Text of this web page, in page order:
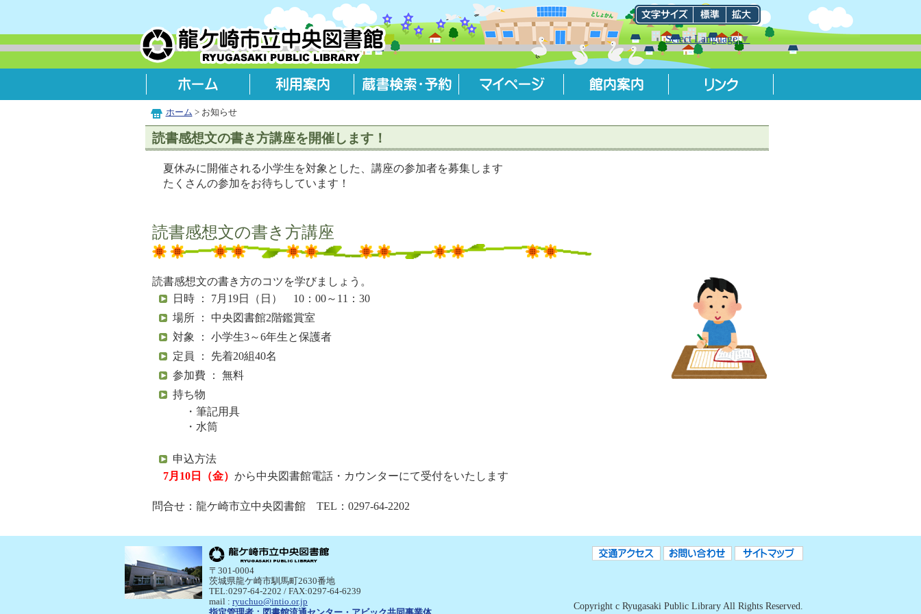
Select Language▼
ホーム > お知らせ
読書感想文の書き方講座を開催します！
夏休みに開催される小学生を対象とした、講座の参加者を募集します
たくさんの参加をお待ちしています！
読書感想文の書き方講座
読書感想文の書き方のコツを学びましょう。
日時 ： 7月19日（日） 10：00～11：30
場所 ： 中央図書館2階鑑賞室
対象 ： 小学生3～6年生と保護者
定員 ： 先着20組40名
参加費 ： 無料
持ち物
・筆記用具
・水筒
申込方法
7月10日（金） から中央図書館電話・カウンターにて受付をいたします
問合せ：龍ケ崎市立中央図書館 TEL：0297-64-2202
〒301-0004
茨城県龍ケ崎市馴馬町2630番地
TEL:0297-64-2202 / FAX:0297-64-6239
mail : ryuchuo@intio.or.jp Copyright c Ryugasaki Public Library All Rights Reserved.